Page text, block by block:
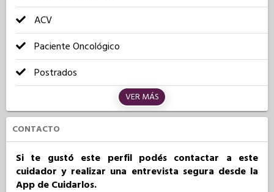
ACV
Paciente Oncológico
Postrados
VER MÁS
CONTACTO
Si te gustó este perfil podés contactar a este
cuidador y realizar una entrevista segura desde la
App de Cuidarlos.